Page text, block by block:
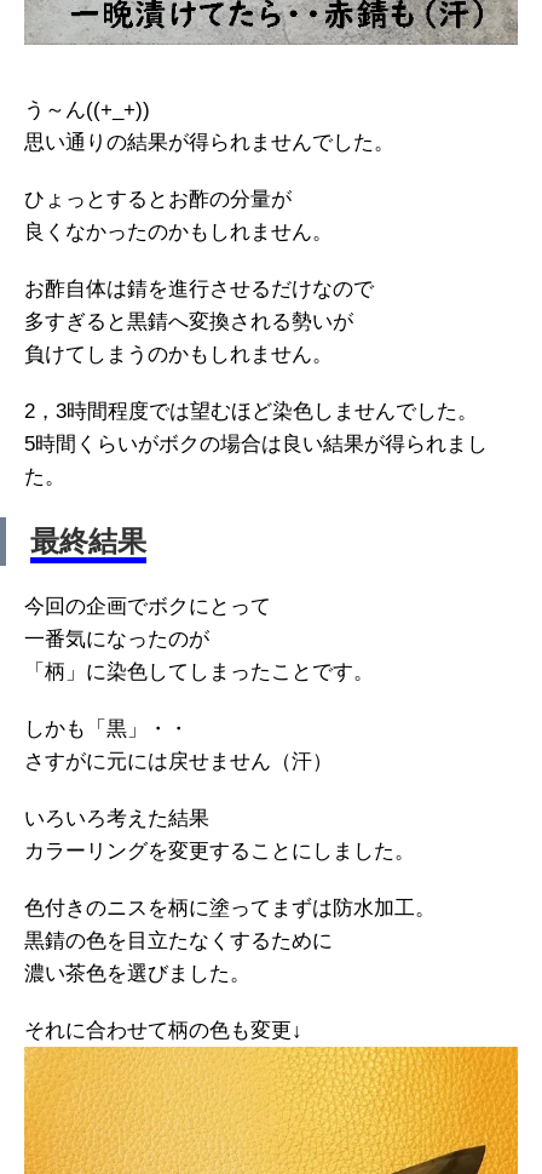
う～ん((+_+))
思い通りの結果が得られませんでした。
ひょっとするとお酢の分量が
良くなかったのかもしれません。
お酢自体は錆を進行させるだけなので
多すぎると黒錆へ変換される勢いが
負けてしまうのかもしれません。
2，3時間程度では望むほど染色しませんでした。
5時間くらいがボクの場合は良い結果が得られまし
た。
最終結果
今回の企画でボクにとって
一番気になったのが
「柄」に染色してしまったことです。
しかも「黒」・・
さすがに元には戻せません（汗）
いろいろ考えた結果
カラーリングを変更することにしました。
色付きのニスを柄に塗ってまずは防水加工。
黒錆の色を目立たなくするために
濃い茶色を選びました。
それに合わせて柄の色も変更↓